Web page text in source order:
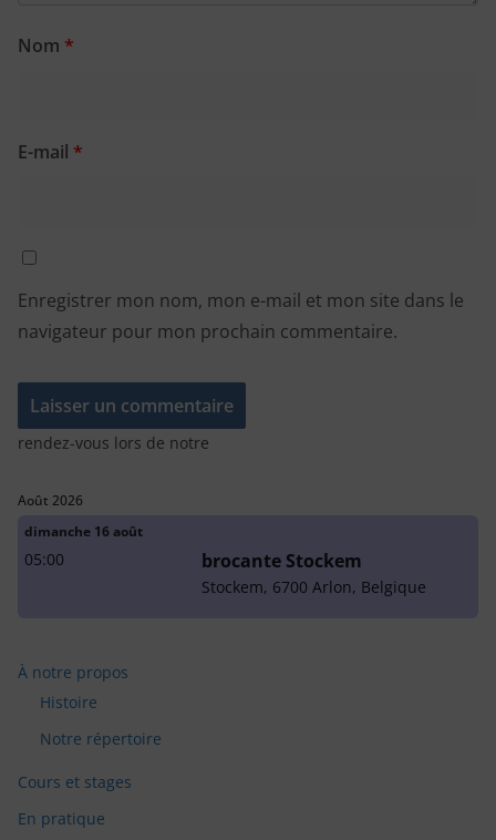
Nom *
E-mail *
Enregistrer mon nom, mon e-mail et mon site dans le
navigateur pour mon prochain commentaire.
rendez-vous lors de notre
Août 2026
dimanche 16 août
05:00 brocante Stockem
Stockem, 6700 Arlon, Belgique
À notre propos
Histoire
Notre répertoire
Cours et stages
En pratique